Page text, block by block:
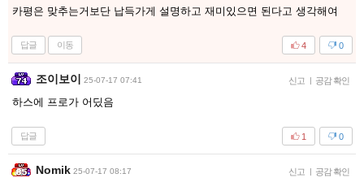
카평은 맞추는거보단 납득가게 설명하고 재미있으면 된다고 생각해여
답글 이동 0
4
조이보이 25-07-17 07:41 신고 | 공감 확인
하스에 프로가 어딨음
답글 0
1
Nomik 25-07-17 08:17 신고 | 공감 확인